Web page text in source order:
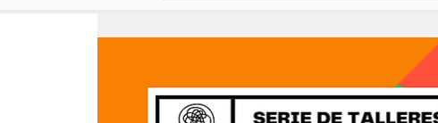
¡Seleccione